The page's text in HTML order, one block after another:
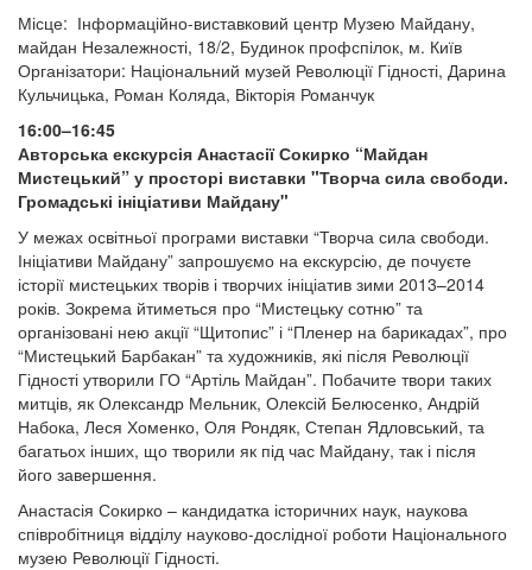
Місце: Інформаційно-виставковий центр Музею Майдану,
майдан Незалежності, 18/2, Будинок профспілок, м. Київ
Організатори: Національний музей Революції Гідності, Дарина
Кульчицька, Роман Коляда, Вікторія Романчук
16:00–16:45
Авторська екскурсія Анастасії Сокирко “Майдан
Мистецький” у просторі виставки "Творча сила свободи.
Громадські ініціативи Майдану"
У межах освітньої програми виставки “Творча сила свободи.
Ініціативи Майдану” запрошуємо на екскурсію, де почуєте
історії мистецьких творів і творчих ініціатив зими 2013–2014
років. Зокрема йтиметься про “Мистецьку сотню” та
організовані нею акції “Щитопис” і “Пленер на барикадах”, про
“Мистецький Барбакан” та художників, які після Революції
Гідності утворили ГО “Артіль Майдан”. Побачите твори таких
митців, як Олександр Мельник, Олексій Белюсенко, Андрій
Набока, Леся Хоменко, Оля Рондяк, Степан Ядловський, та
багатьох інших, що творили як під час Майдану, так і після
його завершення.
Анастасія Сокирко – кандидатка історичних наук, наукова
співробітниця відділу науково-дослідної роботи Національного
музею Революції Гідності.